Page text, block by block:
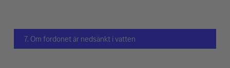
7. Om fordonet är nedsänkt i vatten